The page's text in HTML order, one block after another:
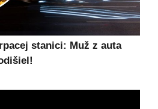
stanici: Muž z auta